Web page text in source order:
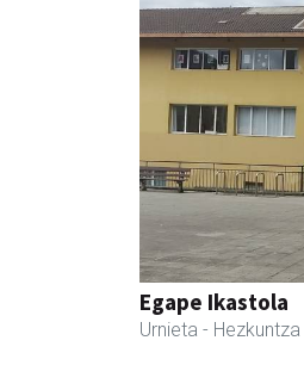
Egape Ikastola
Urnieta - Hezkuntza